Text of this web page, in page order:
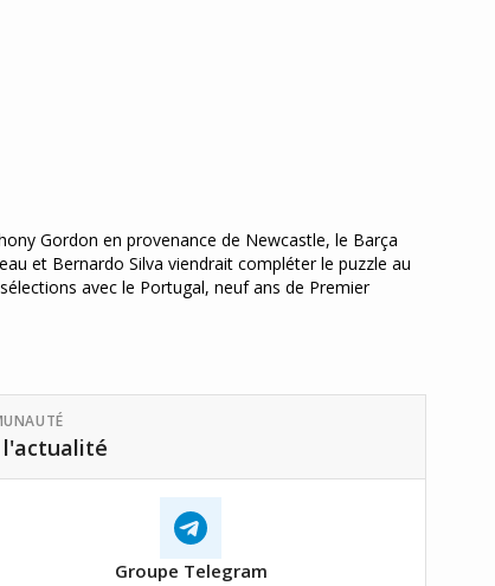
Gordon en provenance de Newcastle, le Barça
et Bernardo Silva viendrait compléter le puzzle au
avec le Portugal, neuf ans de Premier
l'actualité
Groupe Telegram